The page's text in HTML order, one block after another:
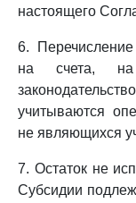
настоящего
6.
на счета,
учитываются
не являющихся
7. Остаток не
Субсидии